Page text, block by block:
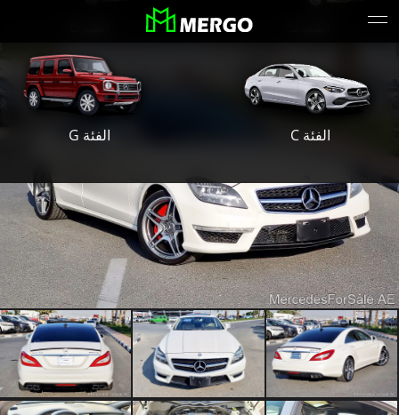
الفئة C الفئة G